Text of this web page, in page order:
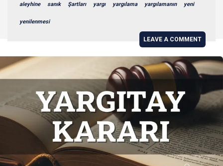
aleyhine sanık Şartları yargı yargılama yargılamanın yeni
yenilenmesi
LEAVE A COMMENT